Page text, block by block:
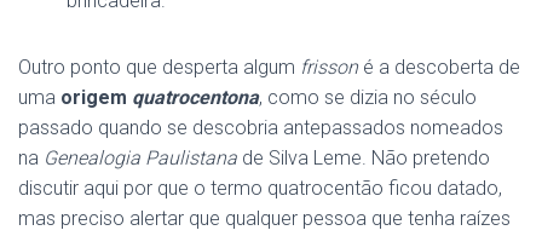
Outro ponto que desperta algum frisson é a descoberta de
uma origem quatrocentona, como se dizia no século
passado quando se descobria antepassados nomeados
na Genealogia Paulistana de Silva Leme. Não pretendo
discutir aqui por que o termo quatrocentão ficou datado,
mas preciso alertar que qualquer pessoa que tenha raízes